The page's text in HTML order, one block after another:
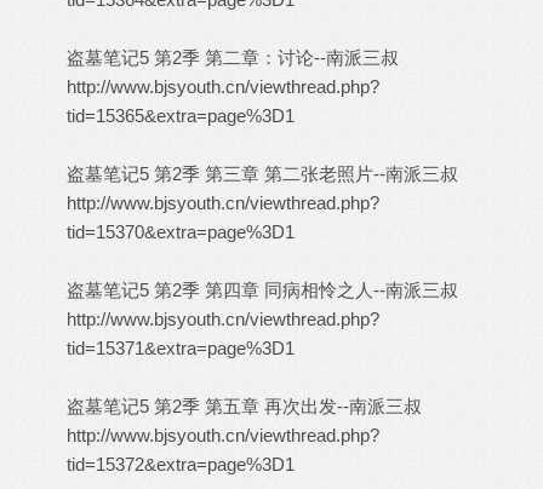
盗墓笔记5 第2季 第二章：讨论--南派三叔
http://www.bjsyouth.cn/viewthread.php?
tid=15365&extra=page%3D1
盗墓笔记5 第2季 第三章 第二张老照片--南派三叔
http://www.bjsyouth.cn/viewthread.php?
tid=15370&extra=page%3D1
盗墓笔记5 第2季 第四章 同病相怜之人--南派三叔
http://www.bjsyouth.cn/viewthread.php?
tid=15371&extra=page%3D1
盗墓笔记5 第2季 第五章 再次出发--南派三叔
http://www.bjsyouth.cn/viewthread.php?
tid=15372&extra=page%3D1